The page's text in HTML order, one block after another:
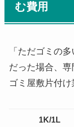
む費用
「ただゴミの
だった場合、専
ゴミ屋敷片付け
1K/1L